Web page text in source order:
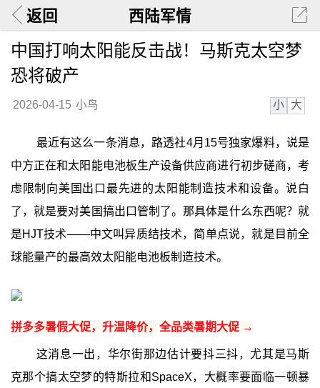
返回 西陆军情
中国打响太阳能反击战！马斯克太空梦
恐将破产
2026-04-15 小鸟 小 大
最近有这么一条消息，路透社4月15号独家爆料，说是
中方正在和太阳能电池板生产设备供应商进行初步磋商，考
虑限制向美国出口最先进的太阳能制造技术和设备。说白
了，就是要对美国搞出口管制了。那具体是什么东西呢？就
是HJT技术——中文叫异质结技术，简单点说，就是目前全
球能量产的最高效太阳能电池板制造技术。
拼多多暑假大促，升温降价，全品类暑期大促 →
这消息一出，华尔街那边估计要抖三抖，尤其是马斯
克那个搞太空梦的特斯拉和SpaceX，大概率要面临一顿暴